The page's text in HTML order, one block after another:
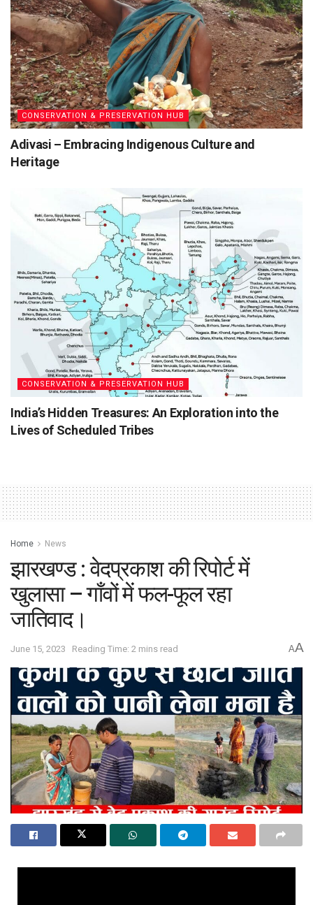
CONSERVATION & PRESERVATION HUB
Adivasi – Embracing Indigenous Culture and
Heritage
CONSERVATION & PRESERVATION HUB
India’s Hidden Treasures: An Exploration into the
Lives of Scheduled Tribes
Home News
झारखण्ड : वेदप्रकाश की रिपोर्ट में
खुलासा – गाँवों में फल-फूल रहा
जातिवाद।
June 15, 2023 Reading Time: 2 mins read AA